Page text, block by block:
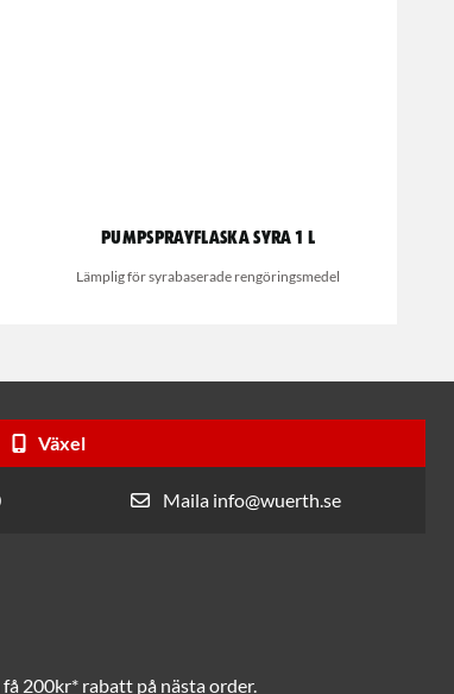
Pumpsprayflaska syra 1 l
Lämplig för syrabaserade rengöringsmedel
Växel
Maila info@wuerth.se
200kr* rabatt på nästa order.